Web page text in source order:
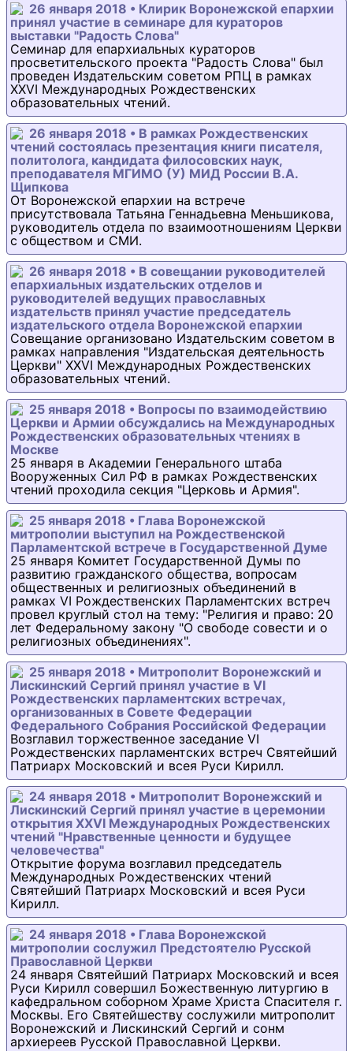
26 января 2018 • Клирик Воронежской епархии
принял участие в семинаре для кураторов
выставки "Радость Слова"
Семинар для епархиальных кураторов
просветительского проекта "Радость Слова" был
проведен Издательским советом РПЦ в рамках
XXVI Международных Рождественских
образовательных чтений.
26 января 2018 • В рамках Рождественских
чтений состоялась презентация книги писателя,
политолога, кандидата филосовских наук,
преподавателя МГИМО (У) МИД России В.А.
Щипкова
От Воронежской епархии на встрече
присутствовала Татьяна Геннадьевна Меньшикова,
руководитель отдела по взаимоотношениям Церкви
с обществом и СМИ.
26 января 2018 • В совещании руководителей
епархиальных издательских отделов и
руководителей ведущих православных
издательств принял участие председатель
издательского отдела Воронежской епархии
Совещание организовано Издательским советом в
рамках направления "Издательская деятельность
Церкви" XXVI Международных Рождественских
образовательных чтений.
25 января 2018 • Вопросы по взаимодействию
Церкви и Армии обсуждались на Международных
Рождественских образовательных чтениях в
Москве
25 января в Академии Генерального штаба
Вооруженных Сил РФ в рамках Рождественских
чтений проходила секция "Церковь и Армия".
25 января 2018 • Глава Воронежской
митрополии выступил на Рождественской
Парламентской встрече в Государственной Думе
25 января Комитет Государственной Думы по
развитию гражданского общества, вопросам
общественных и религиозных объединений в
рамках VI Рождественских Парламентских встреч
провел круглый стол на тему: "Религия и право: 20
лет Федеральному закону "О свободе совести и о
религиозных объединениях".
25 января 2018 • Митрополит Воронежский и
Лискинский Сергий принял участие в VI
Рождественских парламентских встречах,
организованных в Совете Федерации
Федерального Собрания Российской Федерации
Возглавил торжественное заседание VI
Рождественских парламентских встреч Святейший
Патриарх Московский и всея Руси Кирилл.
24 января 2018 • Митрополит Воронежский и
Лискинский Сергий принял участие в церемонии
открытия XXVI Международных Рождественских
чтений "Нравственные ценности и будущее
человечества"
Открытие форума возглавил председатель
Международных Рождественских чтений
Святейший Патриарх Московский и всея Руси
Кирилл.
24 января 2018 • Глава Воронежской
митрополии сослужил Предстоятелю Русской
Православной Церкви
24 января Святейший Патриарх Московский и всея
Руси Кирилл совершил Божественную литургию в
кафедральном соборном Храме Христа Спасителя г.
Москвы. Его Святейшеству сослужили митрополит
Воронежский и Лискинский Сергий и сонм
архиереев Русской Православной Церкви.